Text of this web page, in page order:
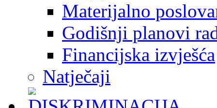
Materijalno
Godišnji planovi
Financijska izvješća
Natječaji